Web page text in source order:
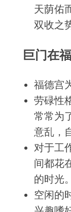
天荫佑
双收之
巨门在
福德宫
劳碌性
常常为
意乱，
对于工
间都花
的时光。
空闲的